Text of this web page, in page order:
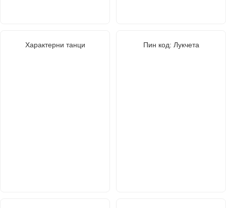
Характерни танци Пин код: Лукчета